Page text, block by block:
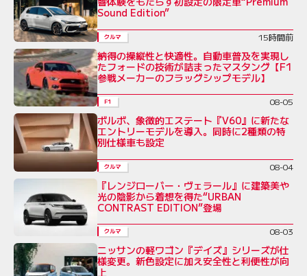
Sound Edition”
クルマ 15時間前
納得の操縦性と快適性。自動車普及を実現し
たフォードの技術が詰まったマスタング【F1
参戦メーカーのフラッグシップモデル】
F1 08-05
ボルボ、象徴的エステート『V60』に新たな
エントリーモデルを導入。同時に2種類の特
別仕様車も設定
クルマ 08-04
『レンジローバー・ヴェラール』に建築美や
光の陰影から着想を得た“URBAN
CONTRAST EDITION”登場
クルマ 08-03
ニッサンの軽ワゴン『デイズ』シリーズが仕
様変更。新色設定に加え安全性と利便性が向
上